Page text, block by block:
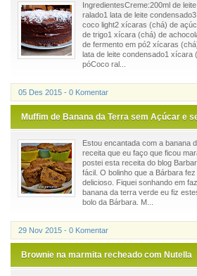
IngredientesCreme:200ml de
ralado1 lata de leite
coco light2 xícaras (chá) de
de trigo1 xícara (chá) de
de fermento em pó2 xícaras
lata de leite condensado1 xícara
póCoco ral...
05 Des 2015 - 0 Komentar
Muffim de Banana da Terra sem Açúcar e
Estou encantada com a banana
receita que eu faço que ficou
postei esta receita do blog
fácil. O bolinho que a Bárbara
delicioso. Fiquei sonhando em
banana da terra verde eu fiz
bolo da Bárbara. M...
29 Nov 2015 - 0 Komentar
Brownie na marmita recheado com Nutella